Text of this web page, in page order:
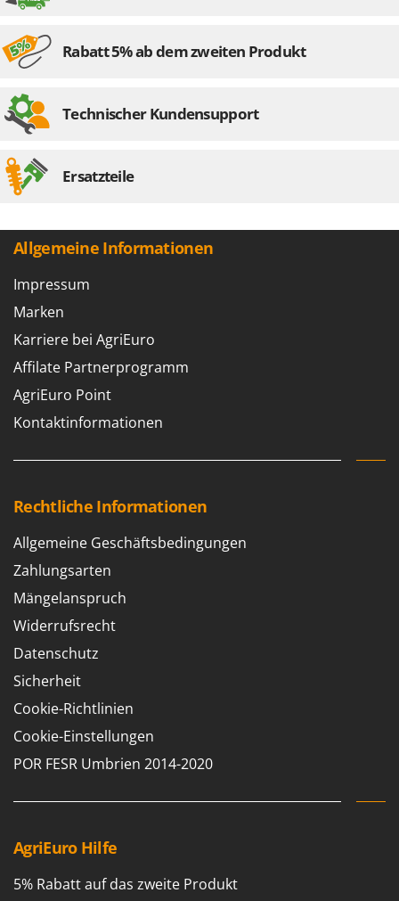
Rabatt 5% ab dem zweiten Produkt
Technischer Kundensupport
Ersatzteile
Allgemeine Informationen
Impressum
Marken
Karriere bei AgriEuro
Affilate Partnerprogramm
AgriEuro Point
Kontaktinformationen
Rechtliche Informationen
Allgemeine Geschäftsbedingungen
Zahlungsarten
Mängelanspruch
Widerrufsrecht
Datenschutz
Sicherheit
Cookie-Richtlinien
Cookie-Einstellungen
POR FESR Umbrien 2014-2020
AgriEuro Hilfe
5% Rabatt auf das zweite Produkt